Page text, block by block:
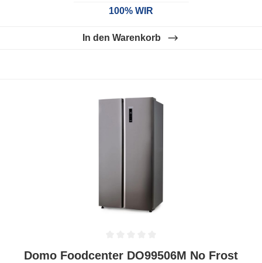
100% WIR
In den Warenkorb
Durchschnittliche Bewertung von 0 von 5 Sternen
Domo Foodcenter DO99506M No Frost